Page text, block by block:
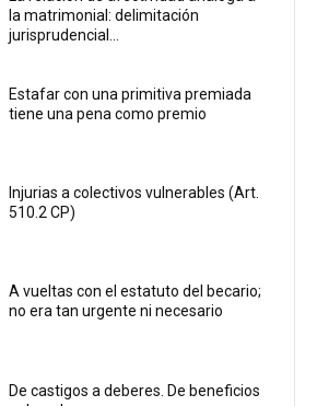
la matrimonial: delimitación
jurisprudencial...
Estafar con una primitiva premiada
tiene una pena como premio
Injurias a colectivos vulnerables (Art.
510.2 CP)
A vueltas con el estatuto del becario;
no era tan urgente ni necesario
De castigos a deberes. De beneficios